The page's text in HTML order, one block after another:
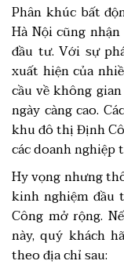
Phân khúc bất
Hà Nội cũng
đầu tư. Với sự
xuất hiện của
cầu về không
ngày càng cao.
khu đô thị Định
các doanh
Hy vọng nhưng
kinh nghiệm
Công mở rộng.
này, quý khách
theo địa chỉ sau: